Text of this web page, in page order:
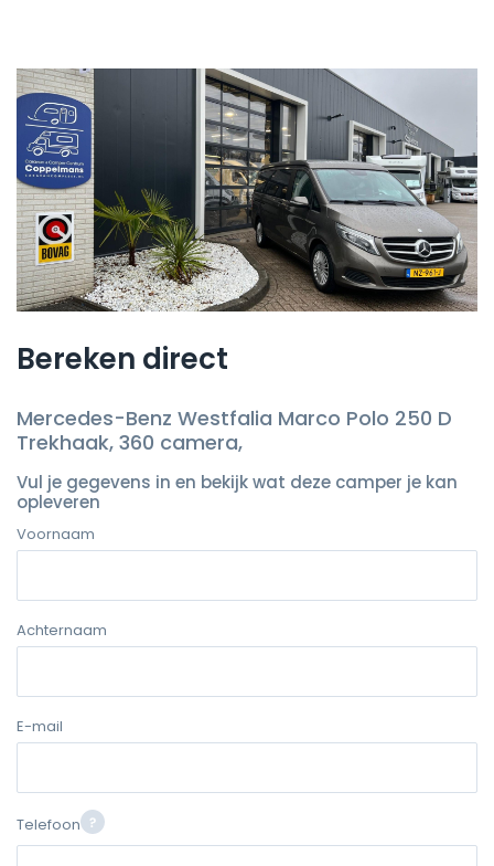
Bereken direct
Mercedes-Benz Westfalia Marco Polo 250 D
Trekhaak, 360 camera,
Vul je gegevens in en bekijk wat deze camper je kan
opleveren
Voornaam
Achternaam
E-mail
Telefoon